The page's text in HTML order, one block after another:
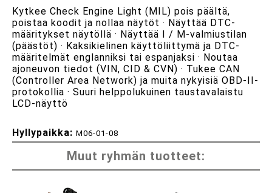
Kytkee Check Engine Light (MIL) pois päältä,
poistaa koodit ja nollaa näytöt · Näyttää DTC-
määritykset näytöllä · Näyttää I / M-valmiustilan
(päästöt) · Kaksikielinen käyttöliittymä ja DTC-
määritelmät englanniksi tai espanjaksi · Noutaa
ajoneuvon tiedot (VIN, CID & CVN) · Tukee CAN
(Controller Area Network) ja muita nykyisiä OBD-II-
protokollia · Suuri helppolukuinen taustavalaistu
LCD-näyttö
Hyllypaikka: M06-01-08
Muut ryhmän tuotteet: